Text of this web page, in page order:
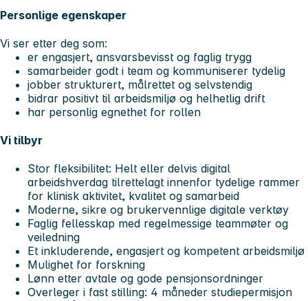
Personlige egenskaper
Vi ser etter deg som:
er engasjert, ansvarsbevisst og faglig trygg
samarbeider godt i team og kommuniserer tydelig
jobber strukturert, målrettet og selvstendig
bidrar positivt til arbeidsmiljø og helhetlig drift
har personlig egnethet for rollen
Vi tilbyr
Stor fleksibilitet: Helt eller delvis digital
arbeidshverdag tilrettelagt innenfor tydelige rammer
for klinisk aktivitet, kvalitet og samarbeid
Moderne, sikre og brukervennlige digitale verktøy
Faglig fellesskap med regelmessige teammøter og
veiledning
Et inkluderende, engasjert og kompetent arbeidsmiljø
Mulighet for forskning
Lønn etter avtale og gode pensjonsordninger
Overleger i fast stilling: 4 måneder studiepermisjon